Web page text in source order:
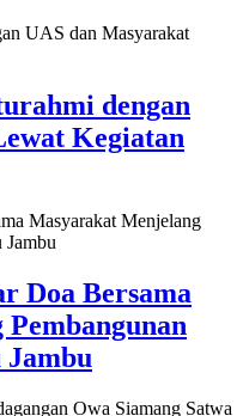
dengan
Kegiatan
Doa Bersama
Jambu